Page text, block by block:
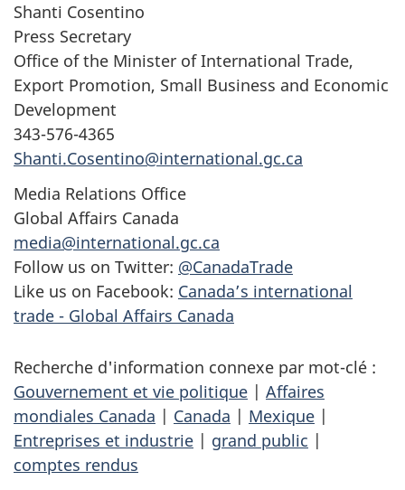
Shanti Cosentino
Press Secretary
Office of the Minister of International Trade,
Export Promotion, Small Business and Economic
Development
343-576-4365
Shanti.Cosentino@international.gc.ca
Media Relations Office
Global Affairs Canada
media@international.gc.ca
Follow us on Twitter: @CanadaTrade
Like us on Facebook: Canada’s international
trade - Global Affairs Canada
Recherche d'information connexe par mot-clé :
Gouvernement et vie politique | Affaires
mondiales Canada | Canada | Mexique |
Entreprises et industrie | grand public |
comptes rendus